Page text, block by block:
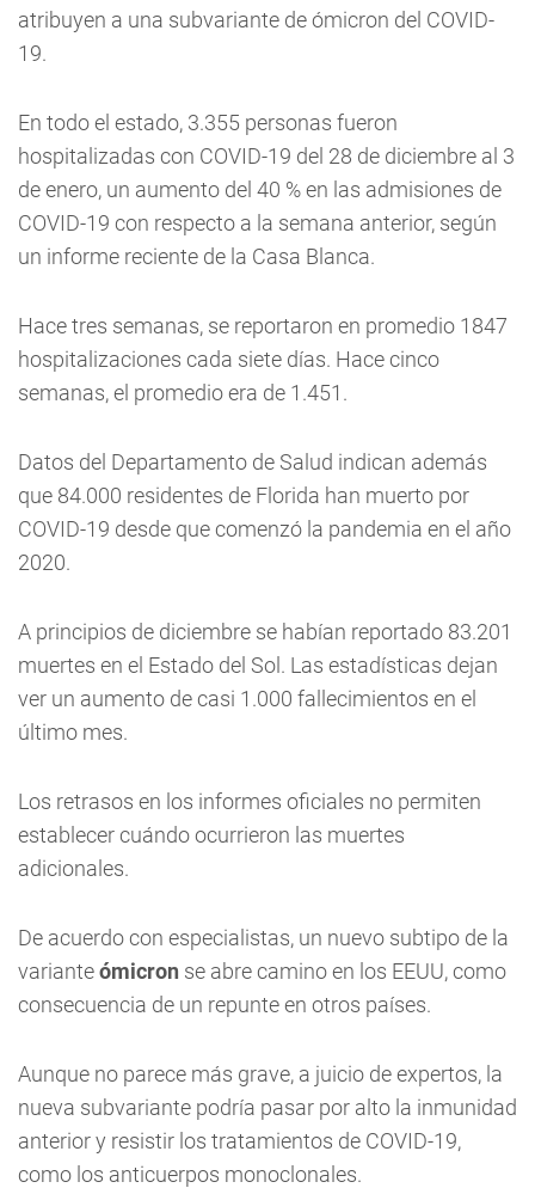
atribuyen a una subvariante de ómicron del COVID-
19.
En todo el estado, 3.355 personas fueron
hospitalizadas con COVID-19 del 28 de diciembre al 3
de enero, un aumento del 40 % en las admisiones de
COVID-19 con respecto a la semana anterior, según
un informe reciente de la Casa Blanca.
Hace tres semanas, se reportaron en promedio 1847
hospitalizaciones cada siete días. Hace cinco
semanas, el promedio era de 1.451.
Datos del Departamento de Salud indican además
que 84.000 residentes de Florida han muerto por
COVID-19 desde que comenzó la pandemia en el año
2020.
A principios de diciembre se habían reportado 83.201
muertes en el Estado del Sol. Las estadísticas dejan
ver un aumento de casi 1.000 fallecimientos en el
último mes.
Los retrasos en los informes oficiales no permiten
establecer cuándo ocurrieron las muertes
adicionales.
De acuerdo con especialistas, un nuevo subtipo de la
varianteómicron se abre camino en los EEUU, como
consecuencia de un repunte en otros países.
Aunque no parece más grave, a juicio de expertos, la
nueva subvariante podría pasar por alto la inmunidad
anterior y resistir los tratamientos de COVID-19,
como los anticuerpos monoclonales.